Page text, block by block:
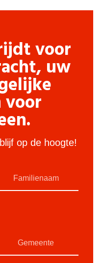
voor
uw
voor
op de hoogte!